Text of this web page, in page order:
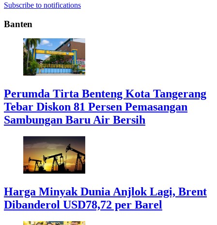
Subscribe to notifications
Banten
Perumda Tirta Benteng Kota Tangerang
Tebar Diskon 81 Persen Pemasangan
Sambungan Baru Air Bersih
Harga Minyak Dunia Anjlok Lagi, Brent
Dibanderol USD78,72 per Barel